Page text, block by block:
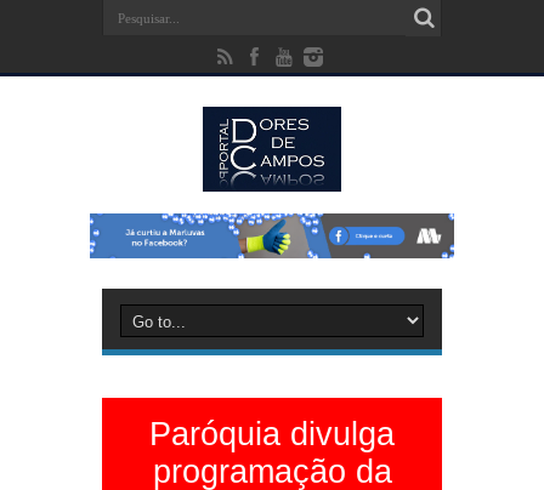
Paróquia divulga
programação da